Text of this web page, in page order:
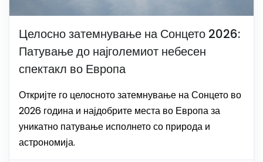
Целосно затемнување на Сонцето 2026:
Патување до најголемиот небесен
спектакл во Европа
Откријте го целосното затемнување на Сонцето во
2026 година и најдобрите места во Европа за
уникатно патување исполнето со природа и
астрономија.